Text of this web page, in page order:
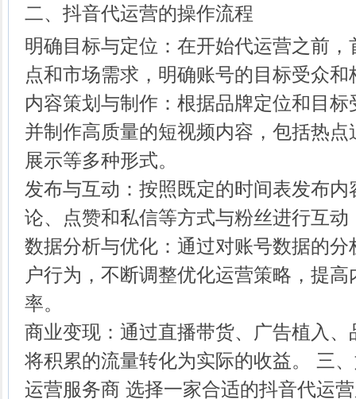
二、抖音代运营的操作流程
明确目标与定位：在开始代运营之前
点和市场需求，明确账号的目标受众
内容策划与制作：根据品牌定位和目
并制作高质量的短视频内容，包括热
展示等多种形式。
发布与互动：按照既定的时间表发布
论、点赞和私信等方式与粉丝进行互
数据分析与优化：通过对账号数据的
户行为，不断调整优化运营策略，提
率。
商业变现：通过直播带货、广告植入
将积累的流量转化为实际的收益。 三
运营服务商 选择一家合适的抖音代运